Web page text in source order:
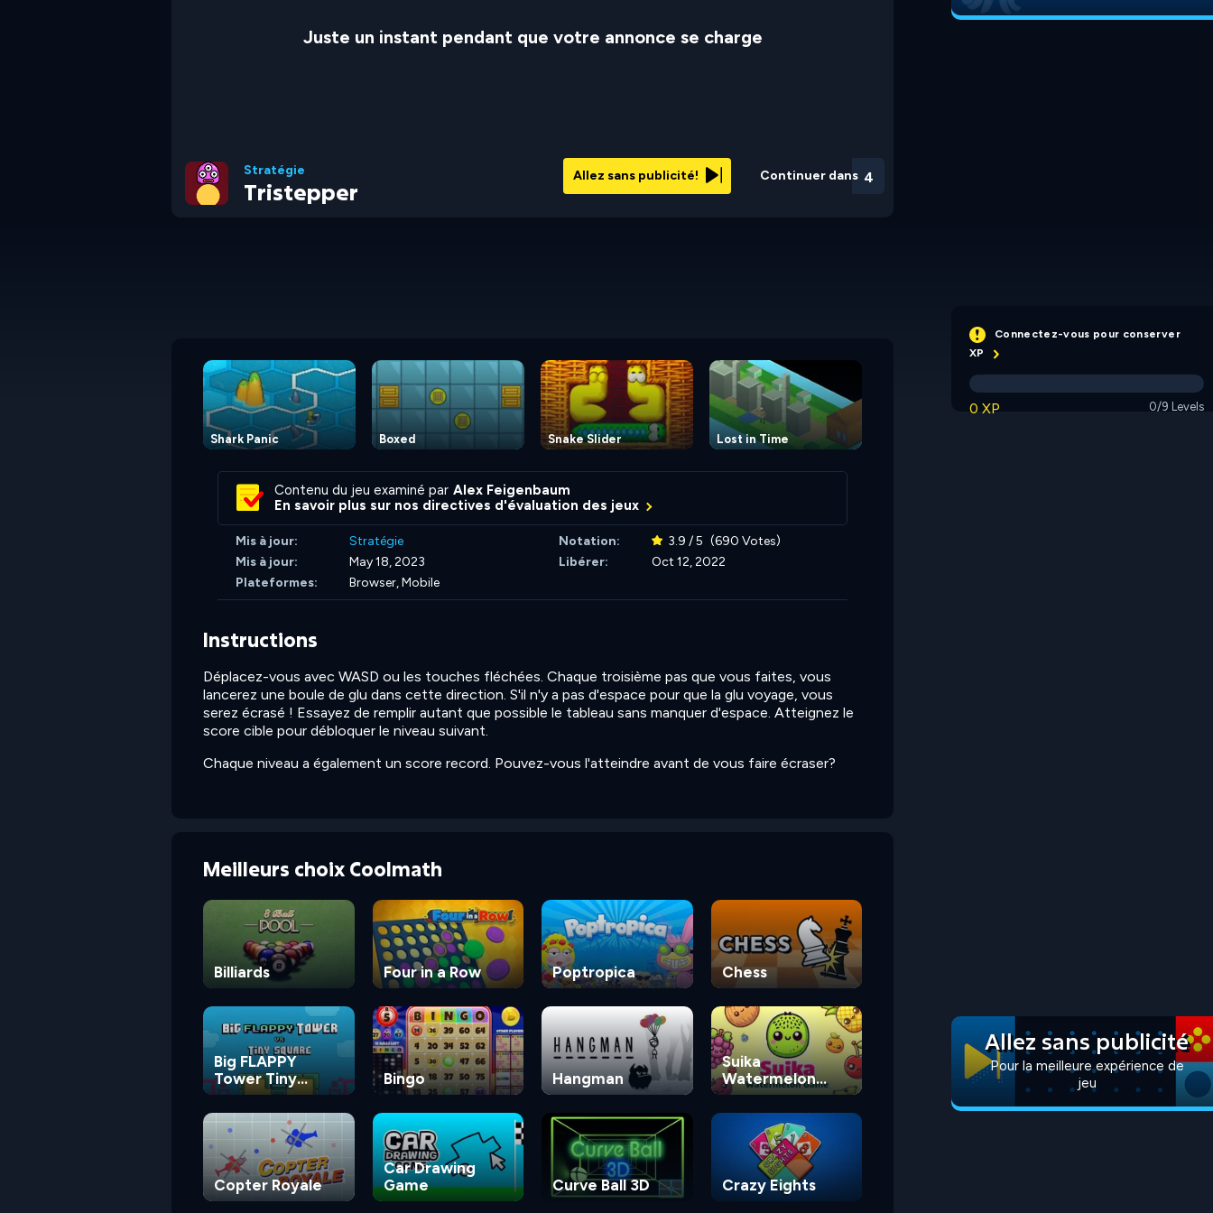
Juste un instant pendant que votre annonce se charge
Continuer dans 3
Allez sans publicité!
Stratégie
Tristepper
Shark Panic Boxed Snake Slider Lost in Time
Cross the Gap
Contenu du jeu examiné par Alex Feigenbaum
En savoir plus sur nos directives d'évaluation des jeux
Mis à jour: Stratégie Notation: 3.9 / 5 (690 Votes)
Mis à jour:
May 18, 2023 Libérer:
Oct 12, 2022
Plateformes:
Browser, Mobile
Instructions
Déplacez-vous avec WASD ou les touches fléchées. Chaque troisième pas que vous faites, vous
lancerez une boule de glu dans cette direction. S'il n'y a pas d'espace pour que la glu voyage, vous
serez écrasé ! Essayez de remplir autant que possible le tableau sans manquer d'espace. Atteignez le
score cible pour débloquer le niveau suivant.
Chaque niveau a également un score record. Pouvez-vous l'atteindre avant de vous faire écraser?
Meilleurs choix Coolmath
Billiards Four in a Row Poptropica Chess
Big FLAPPY
Tower Tiny
Square
Bingo Hangman
Suika
Watermelon
Game
Copter Royale
Car Drawing
Game
Curve Ball 3D Crazy Eights
Connectez-vous pour conserver
XP
0 XP 0/9 Levels
Allez sans publicité
Pour la meilleure expérience de
jeu